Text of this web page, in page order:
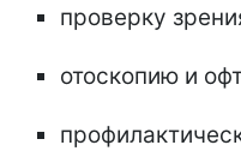
проверку
отоскопию и